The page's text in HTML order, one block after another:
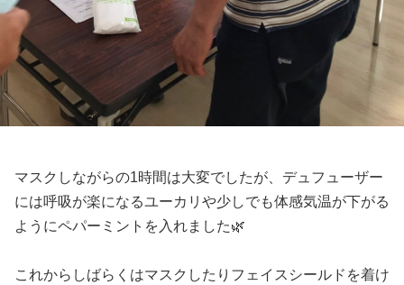
マスクしながらの1時間は大変でしたが、デュフューザー
には呼吸が楽になるユーカリや少しでも体感気温が下がる
ようにペパーミントを入れました🌿
これからしばらくはマスクしたりフェイスシールドを着け